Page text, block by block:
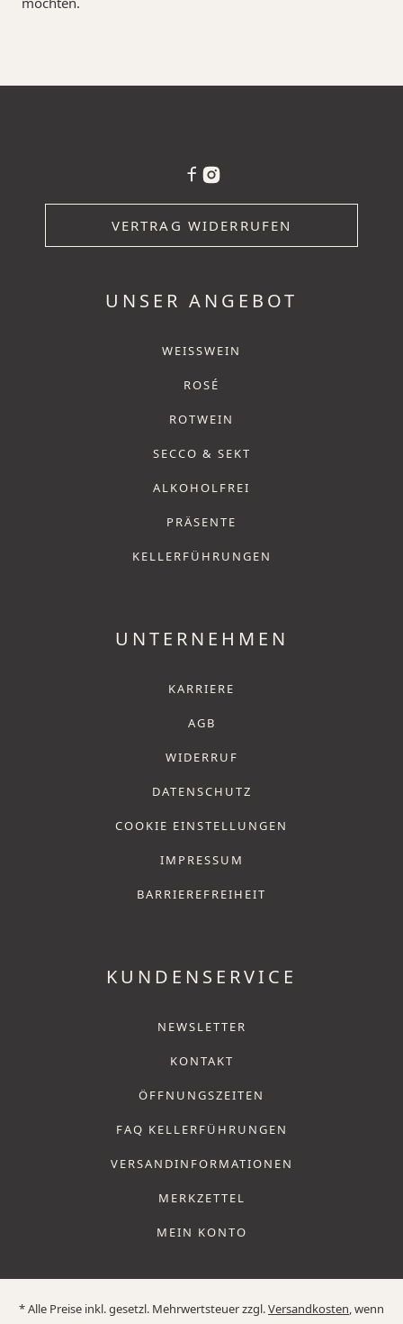
VERTRAG WIDERRUFEN
UNSER ANGEBOT
WEISSWEIN
ROSÉ
ROTWEIN
SECCO & SEKT
ALKOHOLFREI
PRÄSENTE
KELLERFÜHRUNGEN
UNTERNEHMEN
KARRIERE
AGB
WIDERRUF
DATENSCHUTZ
COOKIE EINSTELLUNGEN
IMPRESSUM
BARRIEREFREIHEIT
KUNDENSERVICE
NEWSLETTER
KONTAKT
ÖFFNUNGSZEITEN
FAQ KELLERFÜHRUNGEN
VERSANDINFORMATIONEN
MERKZETTEL
MEIN KONTO
* Alle Preise inkl. gesetzl. Mehrwertsteuer zzgl.Versandkosten, wenn